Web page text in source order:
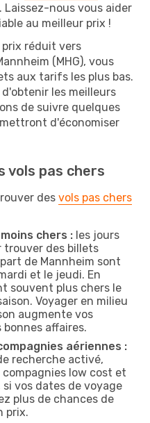
. Laissez-nous vous aider
au meilleur prix !
prix réduit vers
(MHG), vous
aux tarifs les plus bas.
les meilleurs
de suivre quelques
d'économiser
vols pas chers
des vols pas chers
chers : les jours
trouver des billets
de Mannheim sont
et le jeudi. En
souvent plus chers le
Voyager en milieu
augmente vos
affaires.
aériennes :
recherche activé,
low cost et
vos dates de voyage
plus de chances de
prix.